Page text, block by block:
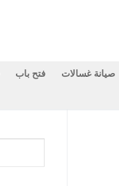
صيانة غسالات فتح باب